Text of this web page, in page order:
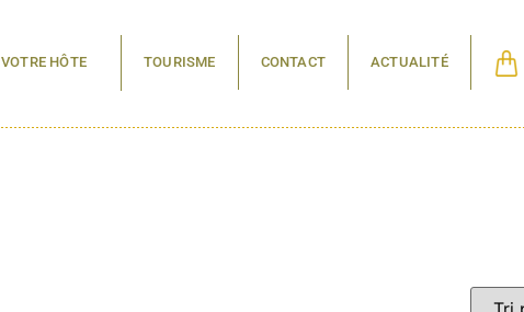
VOTRE HÔTE TOURISME CONTACT ACTUALITÉ